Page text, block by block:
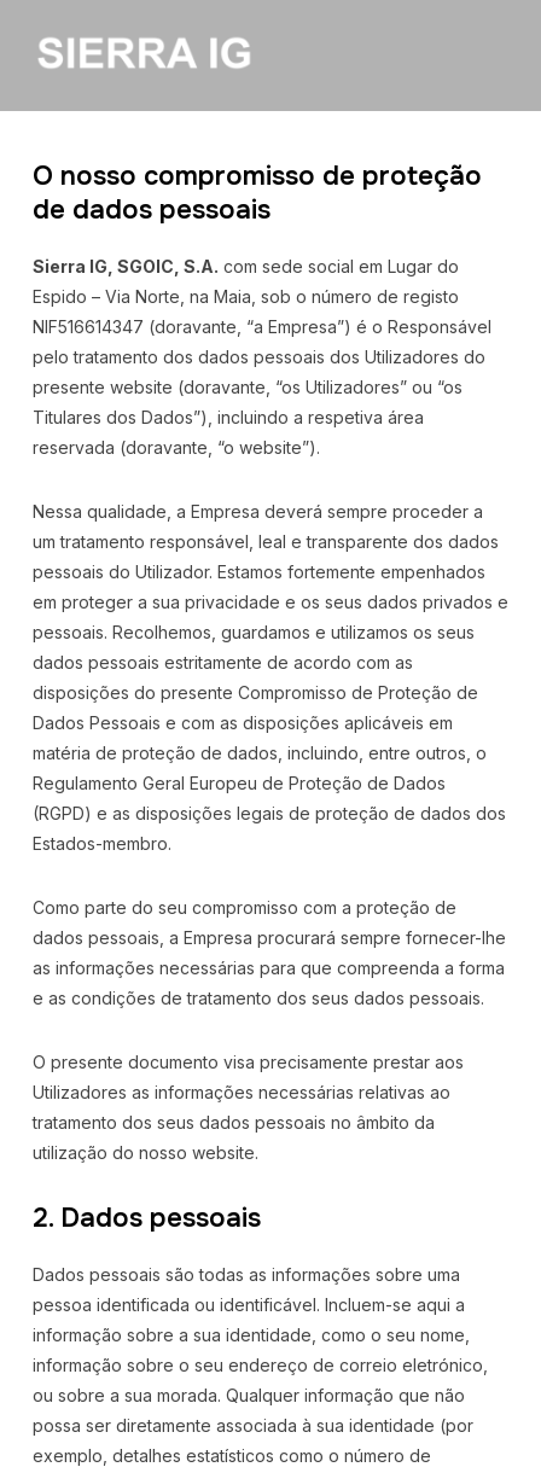
O nosso compromisso de proteção
de dados pessoais
Sierra IG, SGOIC, S.A. com sede social em Lugar do
Espido – Via Norte, na Maia, sob o número de registo
NIF516614347 (doravante, “a Empresa”) é o Responsável
pelo tratamento dos dados pessoais dos Utilizadores do
presente website (doravante, “os Utilizadores” ou “os
Titulares dos Dados”), incluindo a respetiva área
reservada (doravante, “o website”).
Nessa qualidade, a Empresa deverá sempre proceder a
um tratamento responsável, leal e transparente dos dados
pessoais do Utilizador. Estamos fortemente empenhados
em proteger a sua privacidade e os seus dados privados e
pessoais. Recolhemos, guardamos e utilizamos os seus
dados pessoais estritamente de acordo com as
disposições do presente Compromisso de Proteção de
Dados Pessoais e com as disposições aplicáveis em
matéria de proteção de dados, incluindo, entre outros, o
Regulamento Geral Europeu de Proteção de Dados
(RGPD) e as disposições legais de proteção de dados dos
Estados-membro.
Como parte do seu compromisso com a proteção de
dados pessoais, a Empresa procurará sempre fornecer-lhe
as informações necessárias para que compreenda a forma
e as condições de tratamento dos seus dados pessoais.
O presente documento visa precisamente prestar aos
Utilizadores as informações necessárias relativas ao
tratamento dos seus dados pessoais no âmbito da
utilização do nosso website.
2. Dados pessoais
Dados pessoais são todas as informações sobre uma
pessoa identificada ou identificável. Incluem-se aqui a
informação sobre a sua identidade, como o seu nome,
informação sobre o seu endereço de correio eletrónico,
ou sobre a sua morada. Qualquer informação que não
possa ser diretamente associada à sua identidade (por
exemplo, detalhes estatísticos como o número de